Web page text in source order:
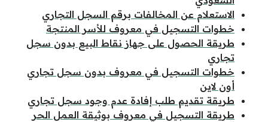
الاستعلام عن المخالفات برقم السجل التجاري
خطوات التسجيل في معروف للأسر المنتجة
طريقة الحصول على جهاز نقاط البيع بدون سجل
تجاري
خطوات التسجيل في معروف بدون سجل تجاري
أون لاين
طريقة تقديم طلب إفادة عدم وجود سجل تجاري
طريقة التسجيل في معروف بوثيقة العمل الحر